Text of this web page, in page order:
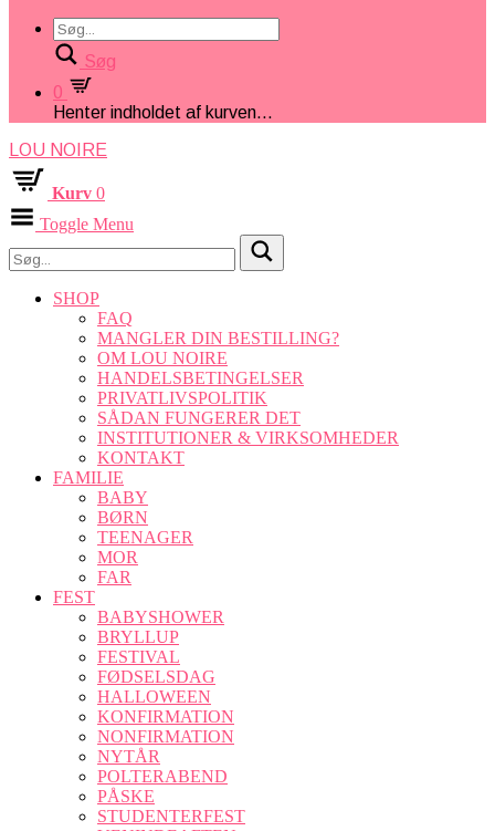
Søg
0
Henter indholdet af kurven...
LOU NOIRE
Kurv 0
Toggle Menu
SHOP
FAQ
MANGLER DIN BESTILLING?
OM LOU NOIRE
HANDELSBETINGELSER
PRIVATLIVSPOLITIK
SÅDAN FUNGERER DET
INSTITUTIONER & VIRKSOMHEDER
KONTAKT
FAMILIE
BABY
BØRN
TEENAGER
MOR
FAR
FEST
BABYSHOWER
BRYLLUP
FESTIVAL
FØDSELSDAG
HALLOWEEN
KONFIRMATION
NONFIRMATION
NYTÅR
POLTERABEND
PÅSKE
STUDENTERFEST